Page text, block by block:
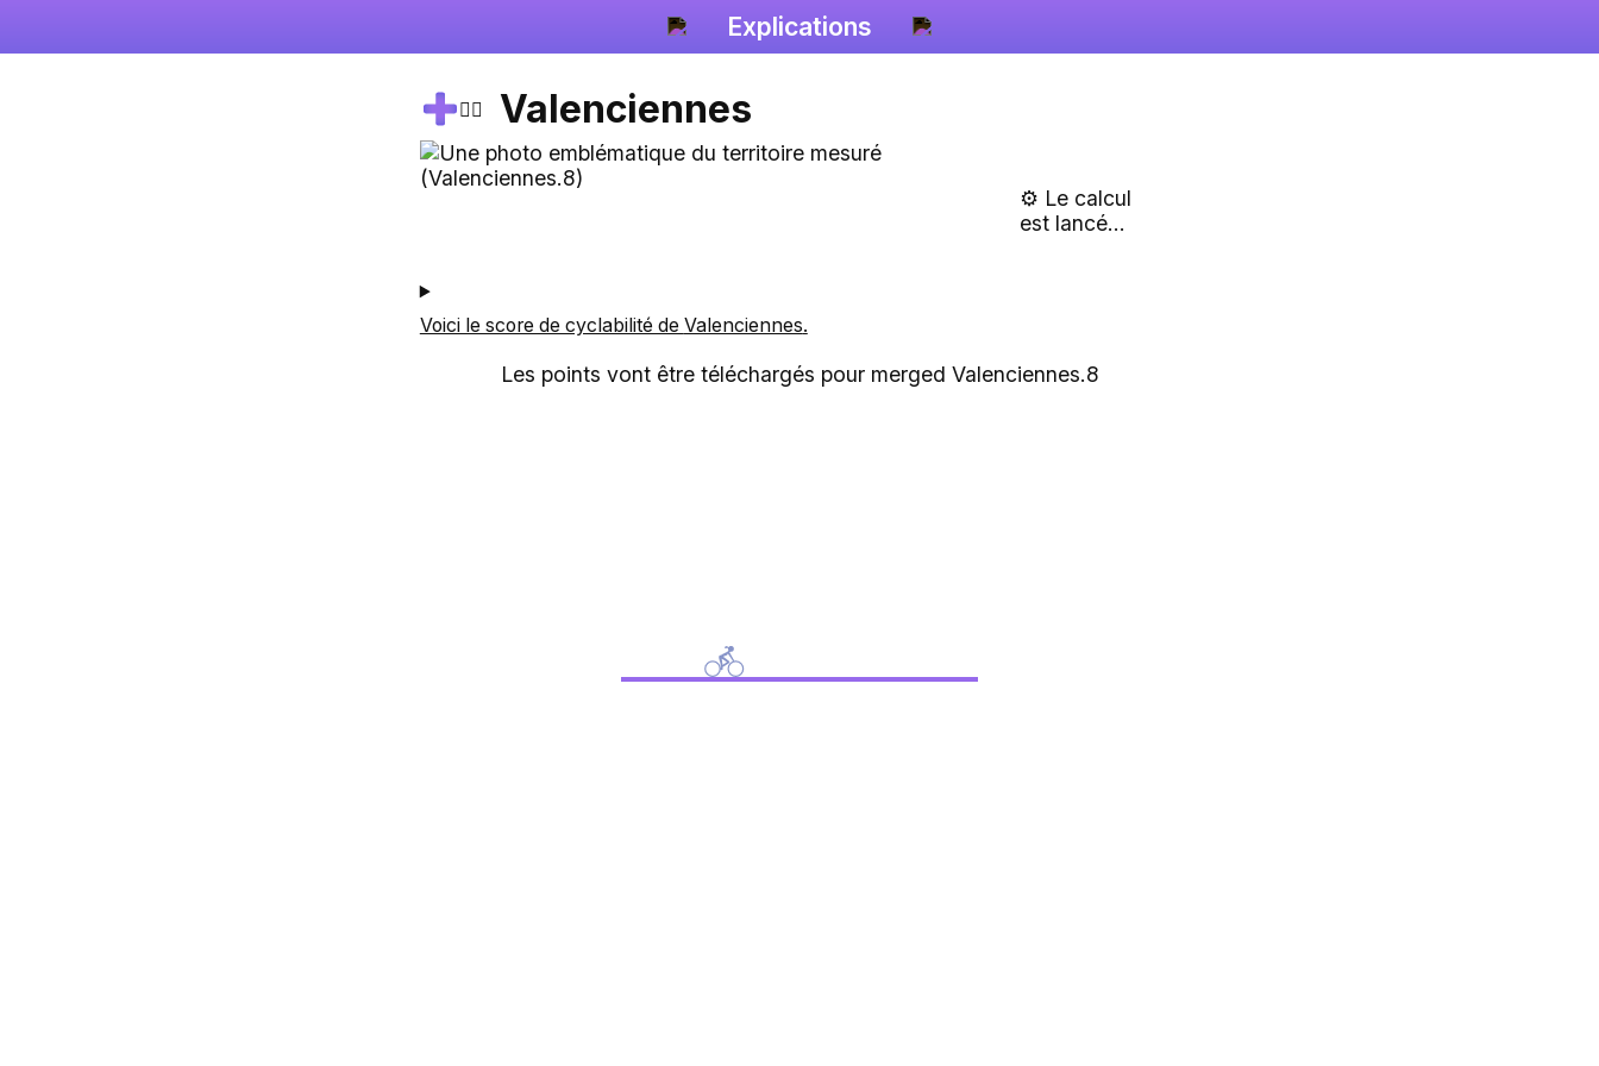
Explications
🚴‍♂️ Valenciennes
⚙️ Le calcul
est lancé...
Voici le score de cyclabilité de Valenciennes.
Les points vont être téléchargés pour merged Valenciennes.8